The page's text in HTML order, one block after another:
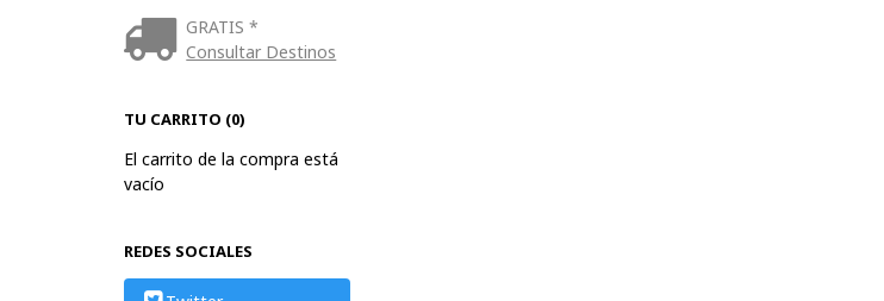
GRATIS *
Consultar Destinos
TU CARRITO (0)
El carrito de la compra está
vacío
REDES SOCIALES